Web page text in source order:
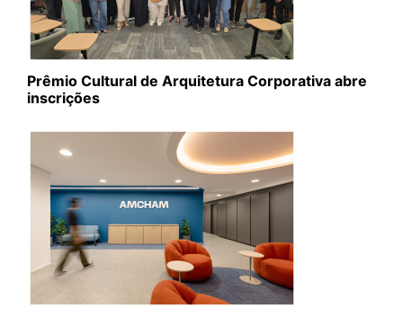
Prêmio Cultural de Arquitetura Corporativa abre
inscrições